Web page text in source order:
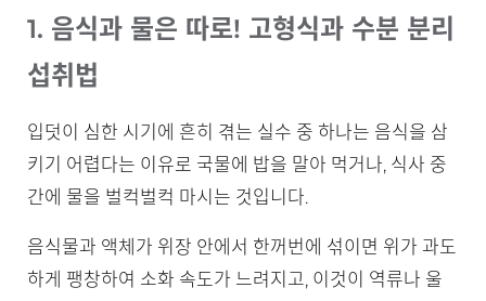
1. 음식과 물은 따로! 고형식과 수분 분리
섭취법
입덧이 심한 시기에 흔히 겪는 실수 중 하나는 음식을 삼
키기 어렵다는 이유로 국물에 밥을 말아 먹거나, 식사 중
간에 물을 벌컥벌컥 마시는 것입니다.
음식물과 액체가 위장 안에서 한꺼번에 섞이면 위가 과도
하게 팽창하여 소화 속도가 느려지고, 이것이 역류나 울